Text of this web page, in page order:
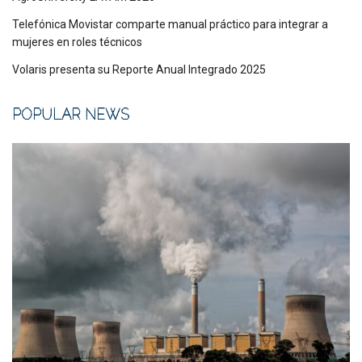
Telefónica Movistar comparte manual práctico para integrar a
mujeres en roles técnicos
Volaris presenta su Reporte Anual Integrado 2025
POPULAR NEWS